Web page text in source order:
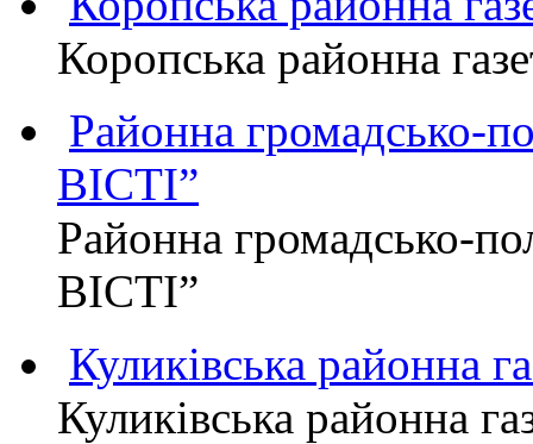
Коропська районна
Районна громадсько-
ВІСТІ”
Районна громадсько-
ВІСТІ”
Куликівська районна
Куликівська районна